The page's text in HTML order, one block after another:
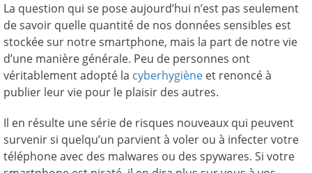
La question qui se pose aujourd’hui n’est pas seulement
de savoir quelle quantité de nos données sensibles est
stockée sur notre smartphone, mais la part de notre vie
d’une manière générale. Peu de personnes ont
véritablement adopté la cyberhygiène et renoncé à
publier leur vie pour le plaisir des autres.
Il en résulte une série de risques nouveaux qui peuvent
survenir si quelqu’un parvient à voler ou à infecter votre
téléphone avec des malwares ou des spywares. Si votre